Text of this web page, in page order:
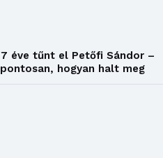
éve tűnt el Petőfi Sándor –
hogyan halt meg